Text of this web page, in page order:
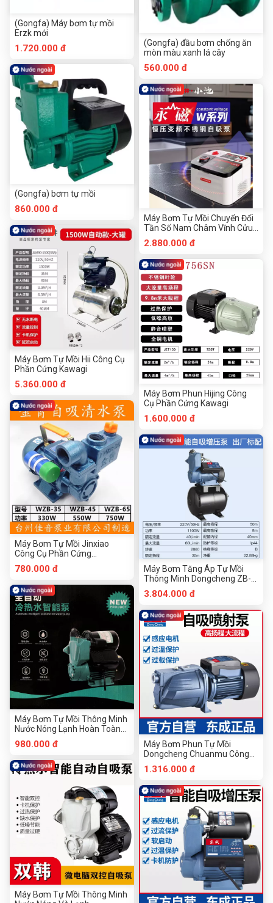
(Gongfa) Máy bơm tự mồi
Erzk mới
1.720.000 đ
(Gongfa) bơm tự mồi
860.000 đ
Máy Bơm Tự Mồi Hii Công Cụ
Phần Cứng Kawagi
5.360.000 đ
Máy Bơm Tự Mồi Jinxiao
Công Cụ Phần Cứng
Chuanmu
780.000 đ
Máy Bơm Tự Mồi Thông Minh
Nước Nóng Lạnh Hoàn Toàn
Tự Động Haishenlong Công
Cụ Phần Cứng Chuanmu
980.000 đ
Máy Bơm Tự Mồi Thông Minh
(Gongfa) đầu bơm chống ăn
mòn màu xanh lá cây
560.000 đ
Máy Bơm Tự Mồi Chuyển Đổi
Tần Số Nam Châm Vĩnh Cửu
Nisui Công Cụ Phần Cứng
Chuanmu
2.880.000 đ
Máy Bơm Phun Hijing Công
Cụ Phần Cứng Kawagi
1.600.000 đ
Máy Bơm Tăng Áp Tự Mồi
Thông Minh Dongcheng ZB-
1100A Công Cụ Phần Cứng
Chuanmu
3.804.000 đ
Máy Bơm Phun Tự Mồi
Dongcheng Chuanmu Công
Cụ Phần Cứng
1.316.000 đ